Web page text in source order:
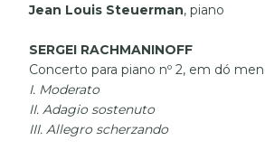
Jean Louis Steuerman, piano
SERGEI RACHMANINOFF
Concerto para piano nº 2, em dó
I. Moderato
II. Adagio sostenuto
III. Allegro scherzando